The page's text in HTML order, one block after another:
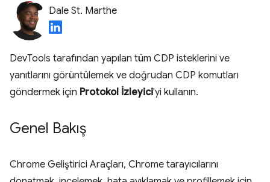
Dale St. Marthe
DevTools tarafından yapılan tüm CDP isteklerini ve
yanıtlarını görüntülemek ve doğrudan CDP komutları
göndermek için Protokol İzleyici'yi kullanın.
Genel Bakış
Chrome Geliştirici Araçları, Chrome tarayıcılarını